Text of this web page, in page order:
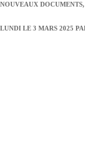
NOUVEAUX
LUNDI LE 3 MARS 2025